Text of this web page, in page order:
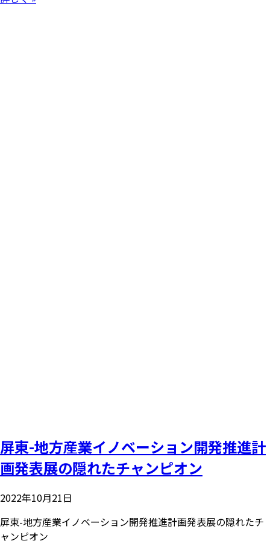
屏東-地方産業イノベーション開発推進計
画発表展の隠れたチャンピオン
2022年10月21日
屏東-地方産業イノベーション開発推進計画発表展の隠れたチ
ャンピオン